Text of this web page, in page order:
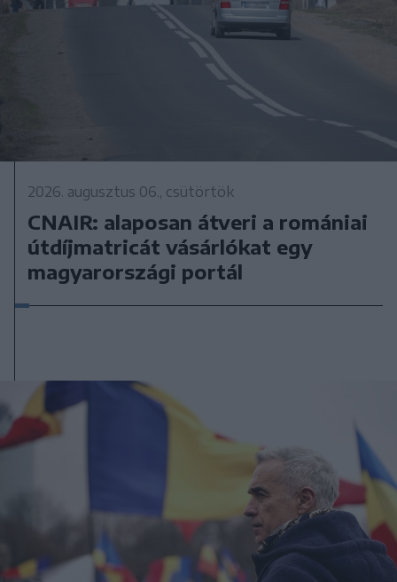
2026. augusztus 06., csütörtök
CNAIR: alaposan átveri a romániai
útdíjmatricát vásárlókat egy
magyarországi portál